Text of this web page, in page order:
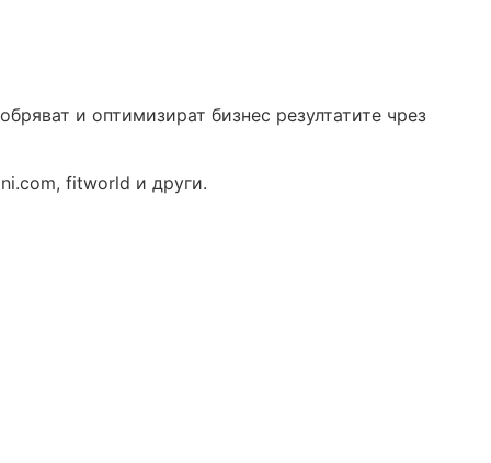
и оптимизират бизнес резултатите чрез
fitworld и други.